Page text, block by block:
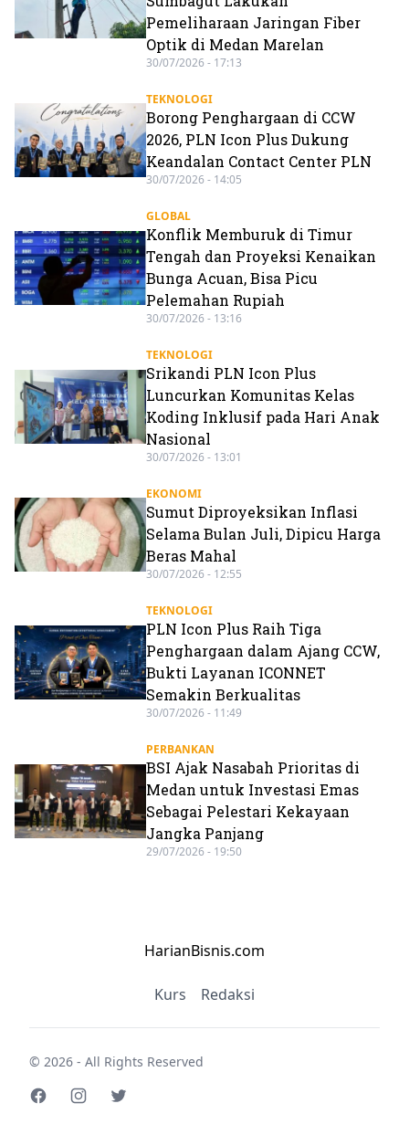
Pemeliharaan Jaringan Fiber
Optik di Medan Marelan
30/07/2026 - 17:13
TEKNOLOGI
Borong Penghargaan di CCW
2026, PLN Icon Plus Dukung
Keandalan Contact Center PLN
30/07/2026 - 14:05
GLOBAL
Konflik Memburuk di Timur
Tengah dan Proyeksi Kenaikan
Bunga Acuan, Bisa Picu
Pelemahan Rupiah
30/07/2026 - 13:16
TEKNOLOGI
Srikandi PLN Icon Plus
Luncurkan Komunitas Kelas
Koding Inklusif pada Hari Anak
Nasional
30/07/2026 - 13:01
EKONOMI
Sumut Diproyeksikan Inflasi
Selama Bulan Juli, Dipicu Harga
Beras Mahal
30/07/2026 - 12:55
TEKNOLOGI
PLN Icon Plus Raih Tiga
Penghargaan dalam Ajang CCW,
Bukti Layanan ICONNET
Semakin Berkualitas
30/07/2026 - 11:49
PERBANKAN
BSI Ajak Nasabah Prioritas di
Medan untuk Investasi Emas
Sebagai Pelestari Kekayaan
Jangka Panjang
29/07/2026 - 19:50
HarianBisnis.com
Kurs Redaksi
© 2026 - All Rights Reserved